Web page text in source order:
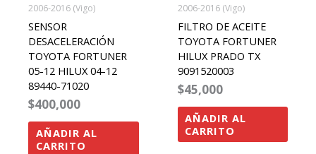
2006-2016 (Vigo)
SENSOR
DESACELERACIÓN
TOYOTA FORTUNER
05-12 HILUX 04-12
89440-71020
$400,000
AÑADIR AL
CARRITO
2006-2016 (Vigo)
FILTRO DE ACEITE
TOYOTA FORTUNER
HILUX PRADO TX
9091520003
$45,000
AÑADIR AL
CARRITO